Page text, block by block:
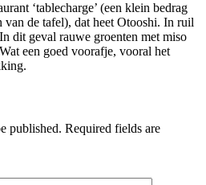
‘tablecharge’ (een klein bedrag
van de tafel), dat heet Otooshi. In ruil
dit geval rauwe groenten met miso
een goed voorafje, vooral het
published. Required fields are